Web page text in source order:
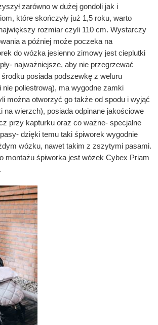
zarówno w dużej gondoli jak i
które skończyły już 1,5 roku, warto
rozmiar czyli 110 cm. Wystarczy
a później może poczeka na
do wózka jesienno zimowy jest cieplutki
najważniejsze, aby nie przegrzewać
posiada podszewkę z weluru
nie poliestrową), ma wygodne zamki
można otworzyć go także od spodu i wyjąć
na wierzch), posiada odpinane jakościowe
przy kapturku oraz co ważne- specjalne
dzięki temu taki śpiworek wygodnie
wózku, nawet takim z zszytymi pasami.
montażu śpiworka jest wózek Cybex Priam